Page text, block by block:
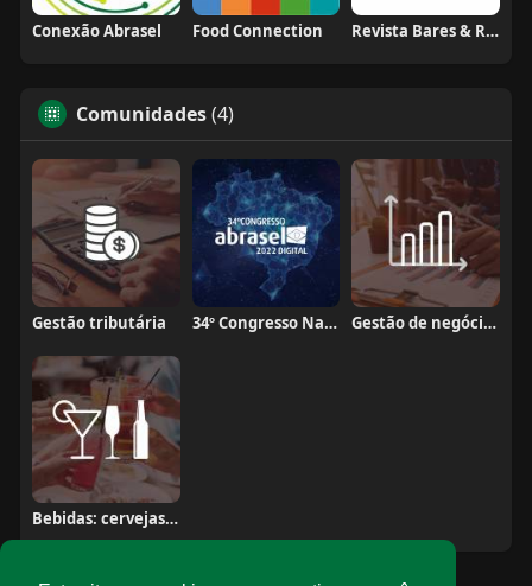
Conexão Abrasel Food Connection Revista Bares & Restaurantes
Comunidades(4)
Gestão tributária 34º Congresso Nacional Abrasel Gestão de negócios
Bebidas: cervejas, vinhos e coquetéis